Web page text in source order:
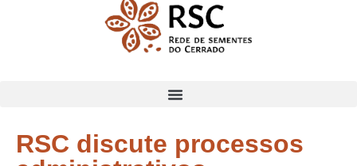
RSC discute processos